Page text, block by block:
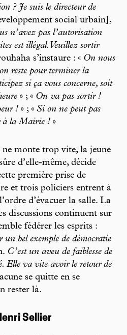
? Je suis le directeur de
social urbain],
n’avez pas l’autorisation
est illégal. Veuillez sortir
s’instaure : « On nous
reste pour terminer la
si ça vous concerne, soit
» ; « On va pas sortir !
! » ; « Si on ne peut pas
à la Mairie ! »
monte trop vite, la jeune
d’elle-même, décide
première prise de
et trois policiers entrent à
d’évacuer la salle. La
discussions continuent sur
fédérer les esprits :
bel exemple de démocratie
C’est un aveu de faiblesse de
Elle va vite avoir le retour de
se quitte en se
rester là.
Sellier